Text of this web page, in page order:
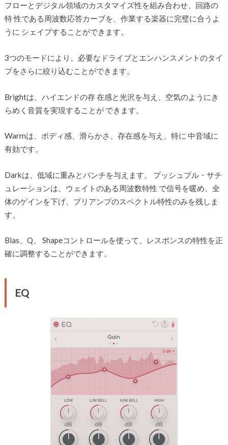
フローとデジタル領域のカスタマイズ性を組み合わせ、回路の
特 性である周波数応答カーブを、作業する楽器に完璧に合うよ
うに シェイプすることができます。
3つのモードにより、必要なドライブとエンハンスメントのタイ
プをさらに絞り込むことができます。
Brightは、ハイエンドの存 在感と光沢を与え、空気のようにき
らめく音質を実現することが できます。
Warmは、ボディ感、滑らかさ、存在感を与え、特に 中音域に
有効です。
Darkは、低域に重みとパンチを与えます。 プッシュプル・サチ
ュレーションは、ウェイトのある周波数特性 で信号を暖め、全
体のゲインを下げ、プリアンプのスペクトル特性のみを残しま
す。
Bias、Q、 Shapeコントロールを使って、レスポンスの特性を正
確に調整することができます。
EQ